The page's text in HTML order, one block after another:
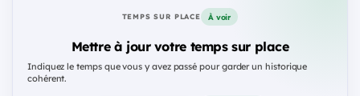
TEMPS SUR PLACE À voir
Mettre à jour votre temps sur place
Indiquez le temps que vous y avez passé pour garder un historique
cohérent.